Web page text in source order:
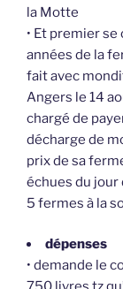
la Motte
• Et premier
années de la
fait avec
Angers le 14
chargé de
décharge de
prix de sa
échues du jour
5 fermes à la
dépenses
• demande le